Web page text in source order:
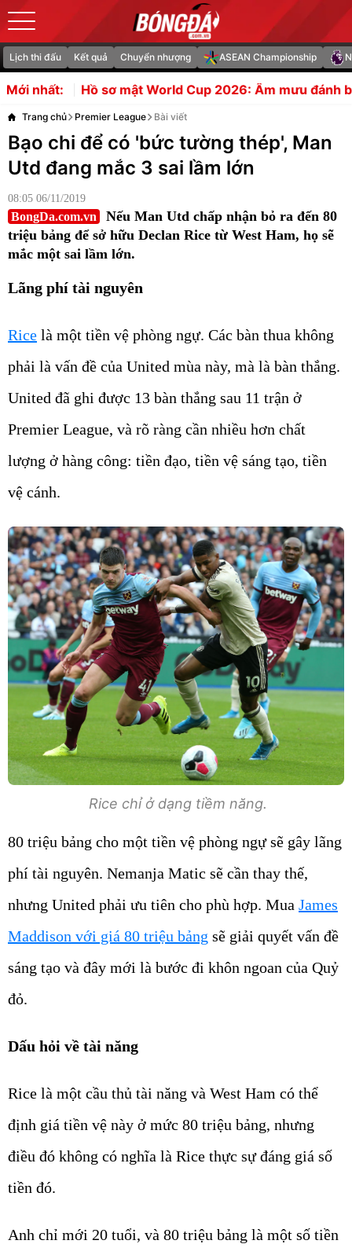
Lịch thi đấu Kết quả Chuyển nhượng ASEAN Championship
Mới nhất:
World Cup 2026: Âm mưu đánh bom Messi và bám
Trang chủ Premier League Bài viết
Bạo chi để có 'bức tường thép', Man
Utd đang mắc 3 sai lầm lớn
08:05 06/11/2019
BongDa.com.vn
Nếu Man Utd chấp nhận bỏ ra đến 80
triệu bảng để sở hữu Declan Rice từ West Ham, họ sẽ
mắc một sai lầm lớn.
Lãng phí tài nguyên
Rice là một tiền vệ phòng ngự. Các bàn thua không
phải là vấn đề của United mùa này, mà là bàn thắng.
United đã ghi được 13 bàn thắng sau 11 trận ở
Premier League, và rõ ràng cần nhiều hơn chất
lượng ở hàng công: tiền đạo, tiền vệ sáng tạo, tiền
vệ cánh.
Rice chỉ ở dạng tiềm năng.
80 triệu bảng cho một tiền vệ phòng ngự sẽ gây lãng
phí tài nguyên. Nemanja Matic sẽ cần thay thế,
nhưng United phải ưu tiên cho phù hợp. Mua James
Maddison với giá 80 triệu bảng sẽ giải quyết vấn đề
sáng tạo và đây mới là bước đi khôn ngoan của Quỷ
đỏ.
Dấu hỏi về tài năng
Rice là một cầu thủ tài năng và West Ham có thể
định giá tiền vệ này ở mức 80 triệu bảng, nhưng
điều đó không có nghĩa là Rice thực sự đáng giá số
tiền đó.
Anh chỉ mới 20 tuổi, và 80 triệu bảng là một số tiền